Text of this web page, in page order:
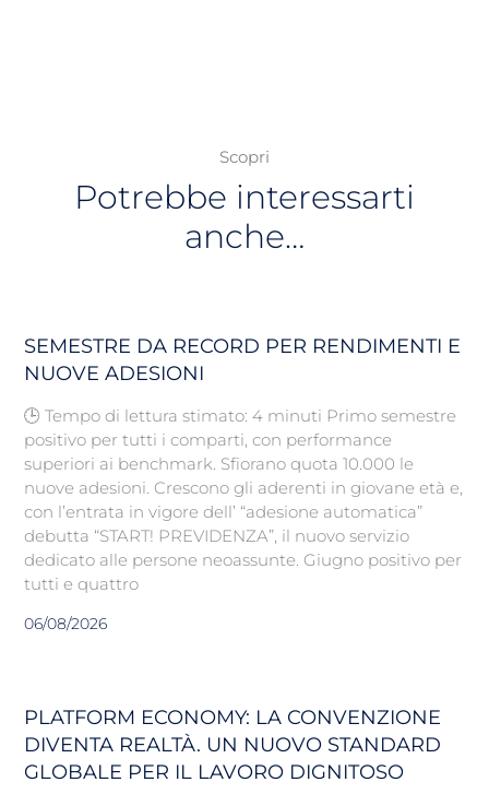
Scopri
Potrebbe interessarti
anche…
SEMESTRE DA RECORD PER RENDIMENTI E
NUOVE ADESIONI
🕒 Tempo di lettura stimato: 4 minuti Primo semestre
positivo per tutti i comparti, con performance
superiori ai benchmark. Sfiorano quota 10.000 le
nuove adesioni. Crescono gli aderenti in giovane età e,
con l’entrata in vigore dell’ “adesione automatica”
debutta “START! PREVIDENZA”, il nuovo servizio
dedicato alle persone neoassunte. Giugno positivo per
tutti e quattro
06/08/2026
PLATFORM ECONOMY: LA CONVENZIONE
DIVENTA REALTÀ. UN NUOVO STANDARD
GLOBALE PER IL LAVORO DIGNITOSO